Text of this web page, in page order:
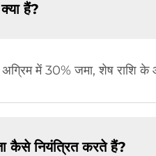
हैं?
अग्रिम में 30% जमा, शेष राशि के
कैसे नियंत्रित करते हैं?